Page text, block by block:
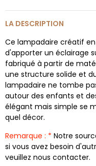
LA DESCRIPTION
Ce lampadaire créatif
d'apporter un éclairage
fabriqué à partir de
une structure solide et
lampadaire ne tombe
autour des enfants et
élégant mais simple se
quel décor.
Remarque : * Notre
si vous avez besoin
veuillez nous contacter.